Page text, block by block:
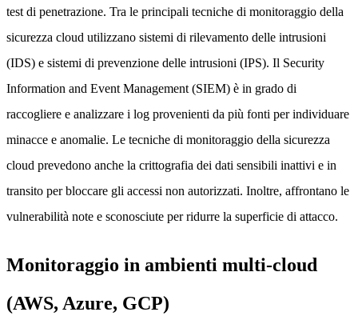
test di penetrazione. Tra le principali tecniche di monitoraggio della
sicurezza cloud utilizzano sistemi di rilevamento delle intrusioni
(IDS) e sistemi di prevenzione delle intrusioni (IPS). Il Security
Information and Event Management (SIEM) è in grado di
raccogliere e analizzare i log provenienti da più fonti per individuare
minacce e anomalie. Le tecniche di monitoraggio della sicurezza
cloud prevedono anche la crittografia dei dati sensibili inattivi e in
transito per bloccare gli accessi non autorizzati. Inoltre, affrontano le
vulnerabilità note e sconosciute per ridurre la superficie di attacco.
Monitoraggio in ambienti multi-cloud
(AWS, Azure, GCP)